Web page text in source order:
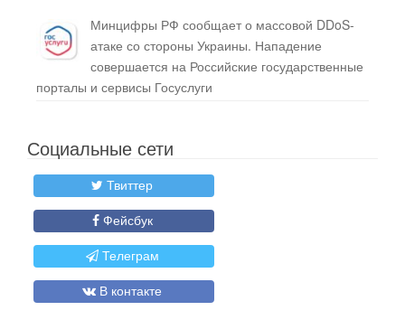
Минцифры РФ сообщает о массовой DDoS-
атаке со стороны Украины. Нападение
совершается на Российские государственные
порталы и сервисы Госуслуги
Социальные сети
Твиттер
Фейсбук
Телеграм
В контакте